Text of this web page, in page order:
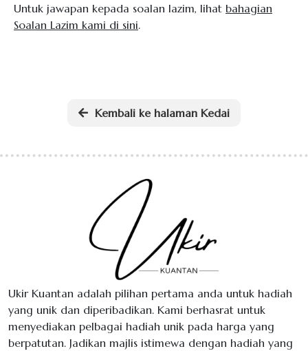
Untuk jawapan kepada soalan lazim, lihat bahagian
Soalan Lazim kami di sini.
Kembali ke halaman Kedai
Ukir Kuantan adalah pilihan pertama anda untuk hadiah
yang unik dan diperibadikan. Kami berhasrat untuk
menyediakan pelbagai hadiah unik pada harga yang
berpatutan. Jadikan majlis istimewa dengan hadiah yang